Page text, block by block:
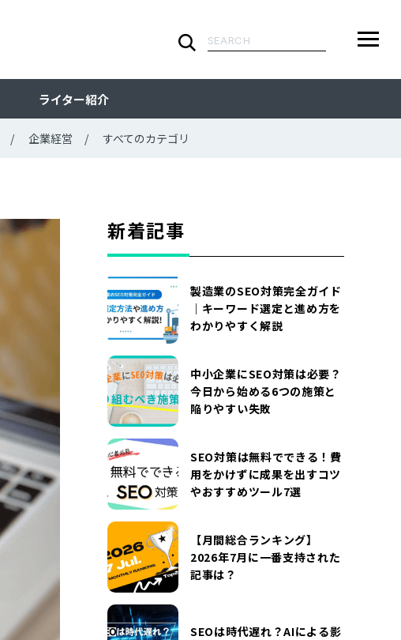
検
ライター紹介
企業経営 すべてのカテゴリ
ニ
ュ
ARTICLE
すべての記事
CATEGORY
WRITER
ライターで探す
MOVIE
DOCUMENT
お役立ち資料
お問い合わせ
『SUNGROVE』について
利用規約
広告掲載に関する規約
特定商取引法に基づく表記
新着記事
製造業のSEO対策完全ガイド
｜キーワード選定と進め方を
わかりやすく解説
中小企業にSEO対策は必要？
今日から始める6つの施策と
陥りやすい失敗
SEO対策は無料でできる！費
用をかけずに成果を出すコツ
やおすすめツール7選
【月間総合ランキング】
2026年7月に一番支持された
記事は？
SEOは時代遅れ？AIによる影